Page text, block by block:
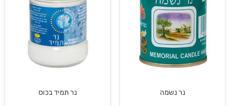
נר נשמה נר תמיד בכוס